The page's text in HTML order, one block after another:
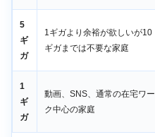
5
ギ
ガ
1ギガより余裕が欲しいが10
ギガまでは不要な家庭
1
ギ
ガ
動画、SNS、通常の在宅ワー
ク中心の家庭